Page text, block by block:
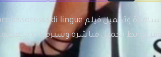
نوفر روابط تحميل مباشرة وسيرفرات متعددة.